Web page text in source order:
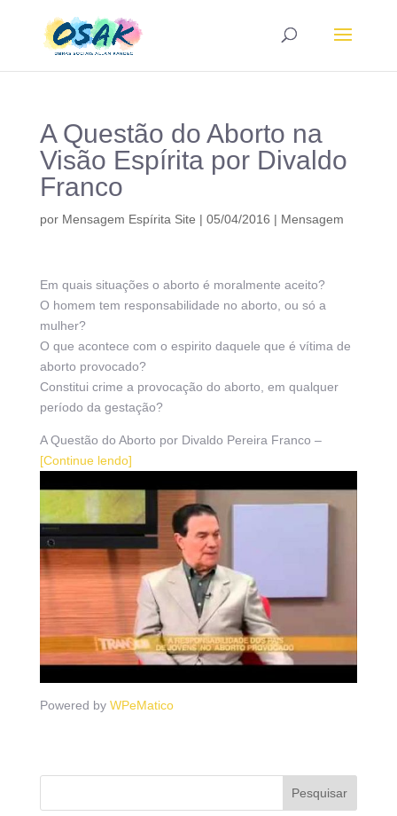
A Questão do Aborto na
Visão Espírita por Divaldo
Franco
por Mensagem Espírita Site | 05/04/2016 | Mensagem
Em quais situações o aborto é moralmente aceito?
O homem tem responsabilidade no aborto, ou só a
mulher?
O que acontece com o espirito daquele que é vítima de
aborto provocado?
Constitui crime a provocação do aborto, em qualquer
período da gestação?
A Questão do Aborto por Divaldo Pereira Franco –
[Continue lendo]
Powered by WPeMatico